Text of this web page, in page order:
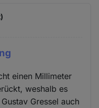
einen Millimeter
weshalb es
Gressel auch